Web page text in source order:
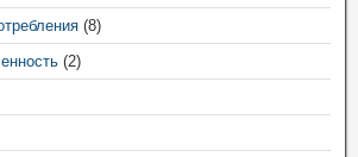
(8)
(2)